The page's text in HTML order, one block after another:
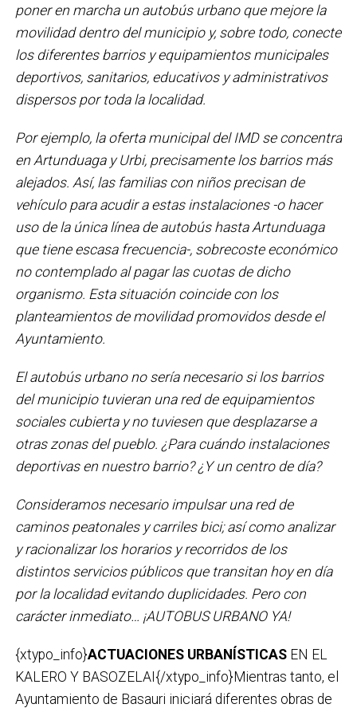
poner en marcha un autobús urbano que mejore la
movilidad dentro del municipio y, sobre todo, conecte
los diferentes barrios y equipamientos municipales
deportivos, sanitarios, educativos y administrativos
dispersos por toda la localidad.
Por ejemplo, la oferta municipal del IMD se concentra
en Artunduaga y Urbi, precisamente los barrios más
alejados. Así, las familias con niños precisan de
vehículo para acudir a estas instalaciones -o hacer
uso de la única línea de autobús hasta Artunduaga
que tiene escasa frecuencia-, sobrecoste económico
no contemplado al pagar las cuotas de dicho
organismo. Esta situación coincide con los
planteamientos de movilidad promovidos desde el
Ayuntamiento.
El autobús urbano no sería necesario si los barrios
del municipio tuvieran una red de equipamientos
sociales cubierta y no tuviesen que desplazarse a
otras zonas del pueblo. ¿Para cuándo instalaciones
deportivas en nuestro barrio? ¿Y un centro de día?
Consideramos necesario impulsar una red de
caminos peatonales y carriles bici; así como analizar
y racionalizar los horarios y recorridos de los
distintos servicios públicos que transitan hoy en día
por la localidad evitando duplicidades. Pero con
carácter inmediato… ¡AUTOBUS URBANO YA!
{xtypo_info}ACTUACIONES URBANÍSTICASEN EL
KALERO Y BASOZELAI{/xtypo_info}Mientras tanto, el
Ayuntamiento de Basauri iniciará diferentes obras de